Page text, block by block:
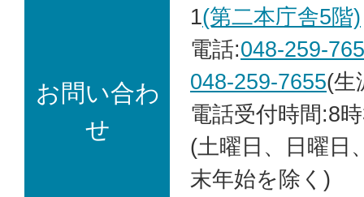
お問い合わ
せ
1(第二本庁舎5階)
電話:048-259-
048-259-7655(生
電話受付時間:8
(土曜日、日曜日
末年始を除く)